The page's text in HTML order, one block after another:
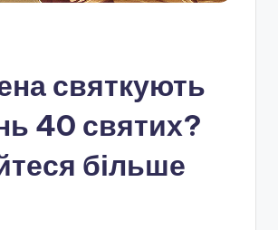
святкують
40 святих?
більше